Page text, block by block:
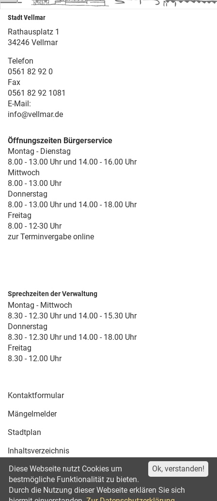
Stadt Vellmar
Rathausplatz 1
34246 Vellmar
Telefon
0561 82 92 0
Fax
0561 82 92 1081
E-Mail:
info@vellmar.de
Öffnungszeiten Bürgerservice
Montag - Dienstag
8.00 - 13.00 Uhr und 14.00 - 16.00 Uhr
Mittwoch
8.00 - 13.00 Uhr
Donnerstag
8.00 - 13.00 Uhr und 14.00 - 18.00 Uhr
Freitag
8.00 - 12-30 Uhr
zur Terminvergabe online
Sprechzeiten der Verwaltung
Montag - Mittwoch
8.30 - 12.30 Uhr und 14.00 - 15.30 Uhr
Donnerstag
8.30 - 12.30 Uhr und 14.00 - 18.00 Uhr
Freitag
8.30 - 12.00 Uhr
Kontaktformular
Mängelmelder
Stadtplan
Inhaltsverzeichnis
Druckansicht
Impressum
Datenschutz
Ok, verstanden!
Diese Webseite nutzt Cookies um
bestmögliche Funktionalität zu bieten.
Durch die Nutzung dieser Webseite erklären Sie sich